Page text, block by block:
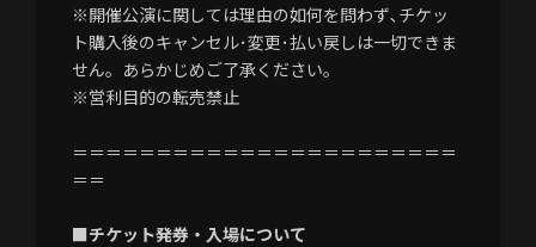
※開催公演に関しては理由の如何を問わず､チケッ
ト購入後のキャンセル･変更･払い戻しは一切できま
せん。あらかじめご了承ください。
※営利目的の転売禁止
＝＝＝＝＝＝＝＝＝＝＝＝＝＝＝＝＝＝＝＝＝＝＝
＝＝
■チケット発券・入場について